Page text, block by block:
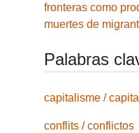
fronteras como
muertes de
Palabras
capitalisme /
conflits / conflictos